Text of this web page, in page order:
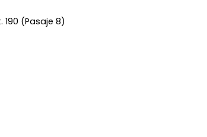
190 (Pasaje 8)